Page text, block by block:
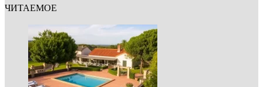
ЧИТАЕМОЕ